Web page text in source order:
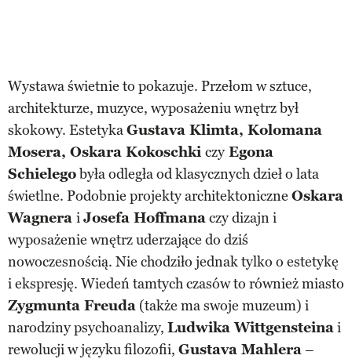
Wystawa świetnie to pokazuje. Przełom w sztuce,
architekturze, muzyce, wyposażeniu wnętrz był
skokowy. EstetykaGustava Klimta, Kolomana
Mosera, Oskara Kokoschki czy Egona
Schielegobyła odległa od klasycznych dzieł o lata
świetlne. Podobnie projekty architektoniczne Oskara
Wagnera iJosefa Hoffmanaczy dizajn i
wyposażenie wnętrz uderzające do dziś
nowoczesnością. Nie chodziło jednak tylko o estetykę
i ekspresję. Wiedeń tamtych czasów to również miasto
Zygmunta Freuda (także ma swoje muzeum) i
narodziny psychoanalizy, Ludwika Wittgensteinai
rewolucji w języku filozofii, Gustava Mahlera–